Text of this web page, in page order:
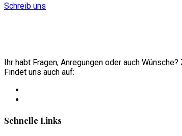
Schreib uns
Ihr habt Fragen, Anregungen oder auch
Findet uns auch auf:
Schnelle Links